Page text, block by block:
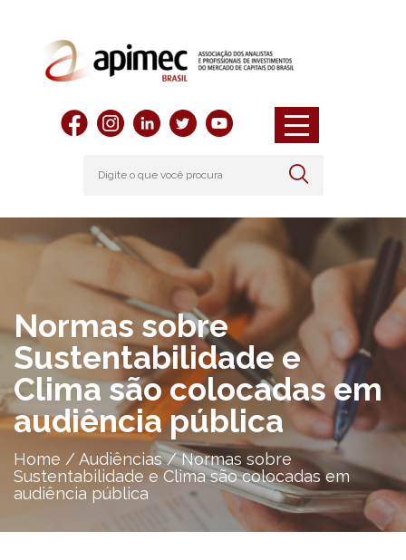
Normas sobre
Sustentabilidade e
Clima são colocadas em
audiência pública
Home / Audiências/Normas sobre
Sustentabilidade e Clima são colocadas em
audiência pública